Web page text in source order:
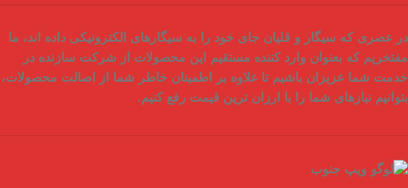
در عصری که سیگار و قلیان جای خود را به سیگارهای الکترونیکی داده اند، ما
مفتخریم که بعنوان وارد کننده مستقیم این محصولات از شرکت سازنده در
خدمت شما عزیزان باشیم تا علاوه بر اطمینان خاطر شما از
اصالت محصولات،
بتوانیم نیازهای شما را با ارزان ترین قیمت رفع کنیم.